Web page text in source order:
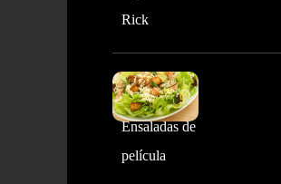
Rick
Ensaladas de
película